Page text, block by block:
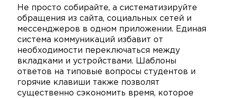
Не просто собирайте, а систематизируйте
обращения из сайта, социальных сетей и
мессенджеров в одном приложении. Единая
система коммуникаций избавит от
необходимости переключаться между
вкладками и устройствами. Шаблоны
ответов на типовые вопросы студентов и
горячие клавиши также позволят
существенно сэкономить время, которое